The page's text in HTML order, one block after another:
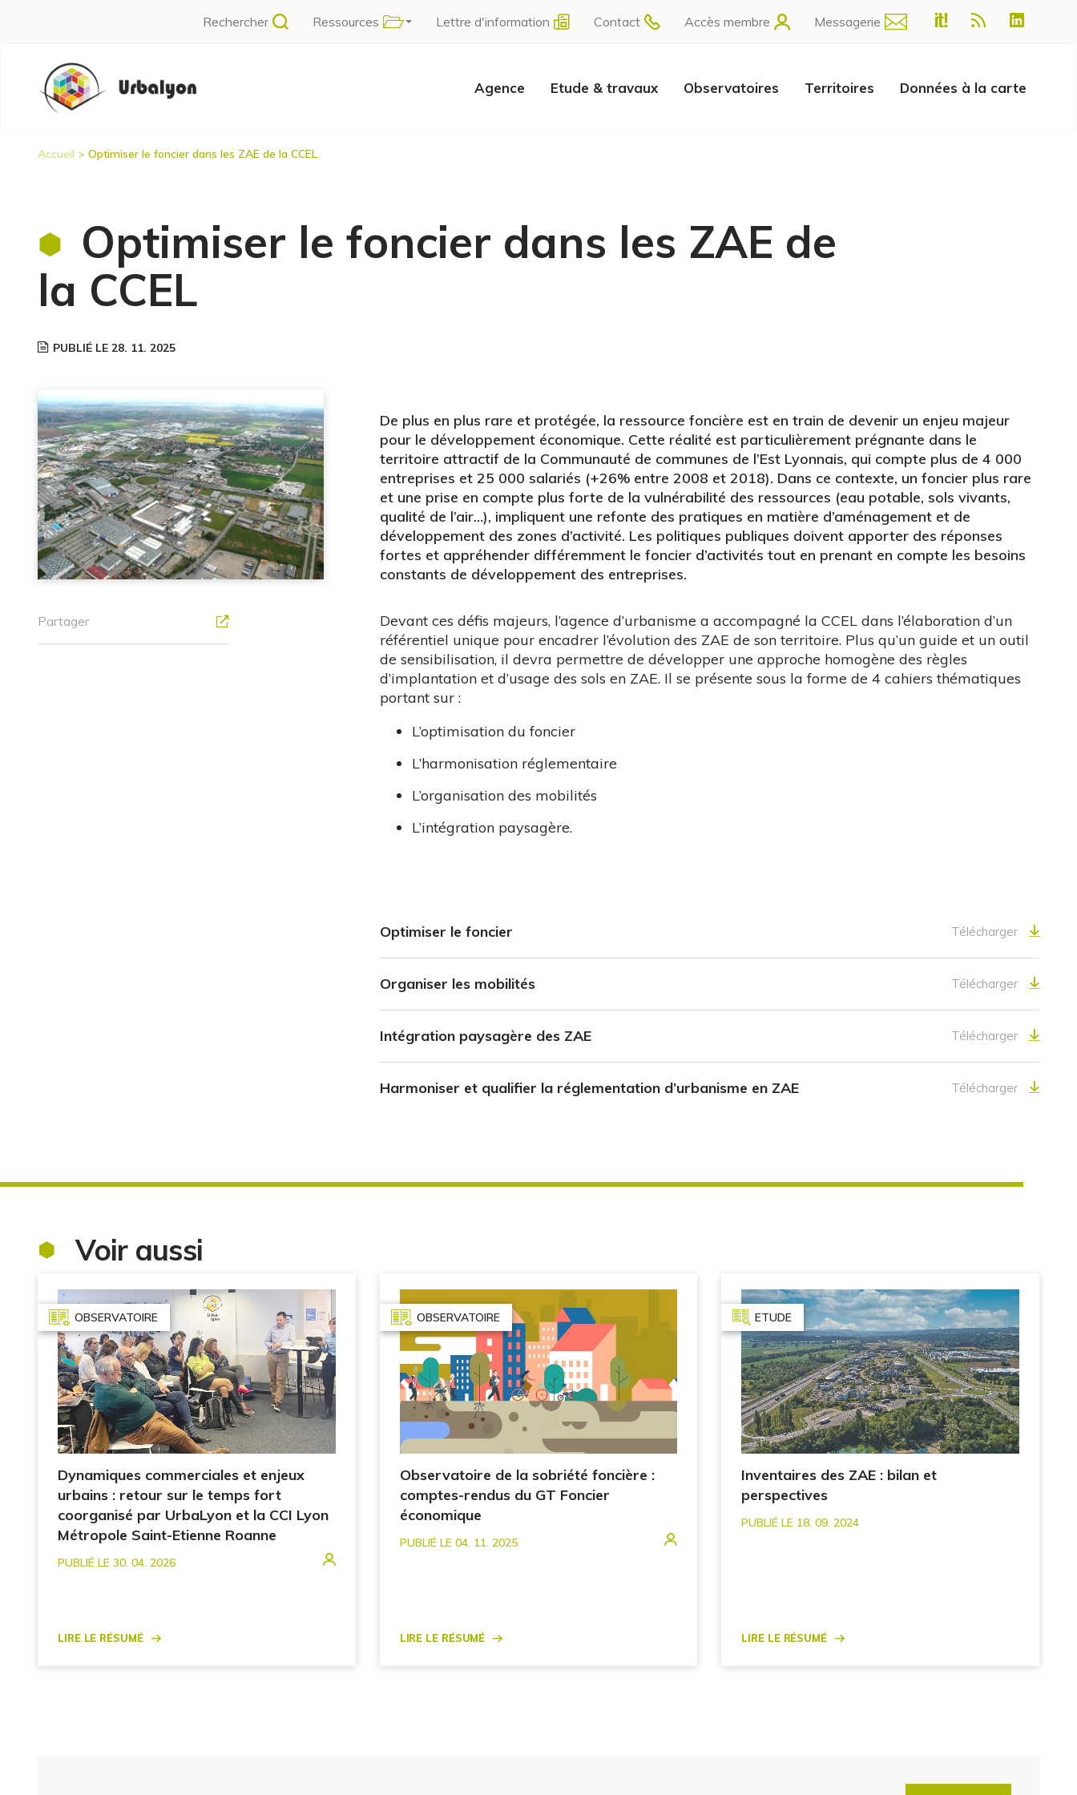
Rechercher Ressources Lettre d'information Contact Accès membre Messagerie
Navigation
principale
Agence Etude & travaux Observatoires Territoires Données à la carte
Accueil Optimiser le foncier dans les ZAE de la CCEL
Optimiser le foncier dans les ZAE de
la CCEL
PUBLIÉ LE 28. 11. 2025
Partager
De plus en plus rare et protégée, la ressource foncière est en train de devenir un enjeu majeur
pour le développement économique. Cette réalité est particulièrement prégnante dans le
territoire attractif de la Communauté de communes de l’Est Lyonnais, qui compte plus de 4 000
entreprises et 25 000 salariés (+26% entre 2008 et 2018). Dans ce contexte, un foncier plus rare
et une prise en compte plus forte de la vulnérabilité des ressources (eau potable, sols vivants,
qualité de l’air…), impliquent une refonte des pratiques en matière d’aménagement et de
développement des zones d’activité. Les politiques publiques doivent apporter des réponses
fortes et appréhender différemment le foncier d’activités tout en prenant en compte les besoins
constants de développement des entreprises.
Devant ces défis majeurs, l’agence d’urbanisme a accompagné la CCEL dans l’élaboration d’un
référentiel unique pour encadrer l’évolution des ZAE de son territoire. Plus qu’un guide et un outil
de sensibilisation, il devra permettre de développer une approche homogène des règles
d’implantation et d’usage des sols en ZAE. Il se présente sous la forme de 4 cahiers thématiques
portant sur :
L’optimisation du foncier
L’harmonisation réglementaire
L’organisation des mobilités
L’intégration paysagère.
Optimiser le foncier Télécharger
Organiser les mobilités Télécharger
Intégration paysagère des ZAE Télécharger
Harmoniser et qualifier la réglementation d’urbanisme en ZAE Télécharger
Voir aussi
OBSERVATOIRE
Dynamiques commerciales et enjeux
urbains : retour sur le temps fort
coorganisé par UrbaLyon et la CCI Lyon
Métropole Saint-Etienne Roanne
PUBLIÉ LE 30. 04. 2026
Lire le résumé
OBSERVATOIRE
Observatoire de la sobriété foncière :
comptes-rendus du GT Foncier
économique
PUBLIÉ LE 04. 11. 2025
Lire le résumé
ETUDE
Inventaires des ZAE : bilan et
perspectives
PUBLIÉ LE 18. 09. 2024
Lire le résumé